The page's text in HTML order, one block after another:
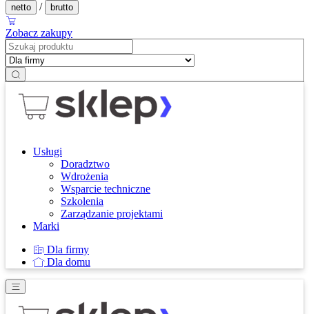
netto / brutto
Zobacz zakupy
Usługi
Doradztwo
Wdrożenia
Wsparcie techniczne
Szkolenia
Zarządzanie projektami
Marki
Dla firmy
Dla domu